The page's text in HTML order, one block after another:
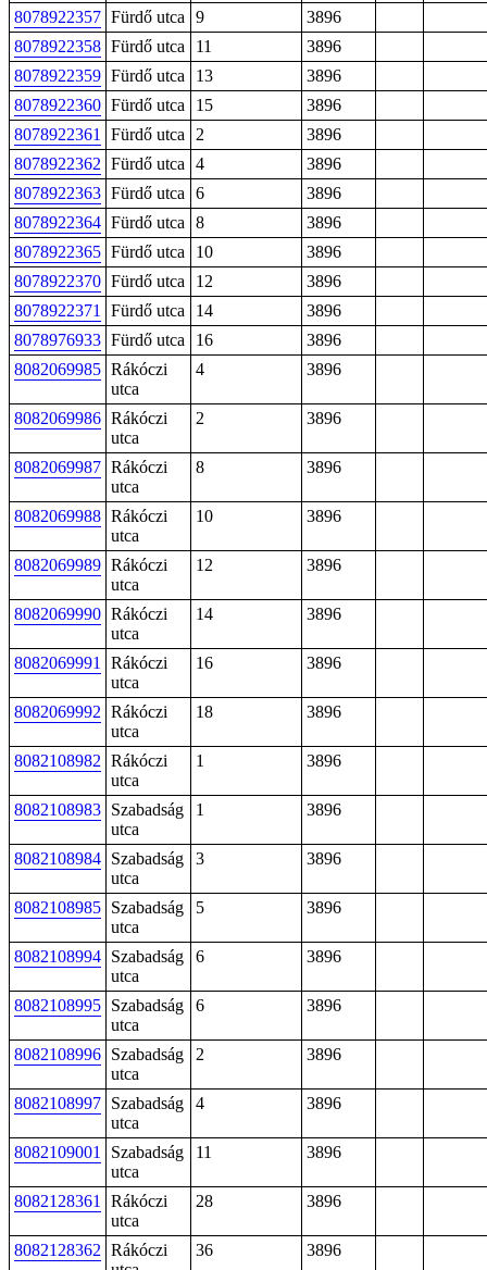
8078922357 Fürdő utca 9
3896
8078922358 Fürdő utca 11
3896
8078922359 Fürdő utca 13
3896
8078922360 Fürdő utca 15
3896
8078922361
Fürdő utca 2
3896
8078922362 Fürdő utca 4
3896
8078922363 Fürdő utca 6
3896
8078922364 Fürdő utca 8
3896
8078922365 Fürdő utca 10
3896
8078922370 Fürdő utca 12
3896
8078922371
Fürdő utca 14
3896
8078976933 Fürdő utca 16
3896
8082069985 Rákóczi
utca
4 3896
8082069986 Rákóczi
utca
2 3896
8082069987 Rákóczi
utca
8 3896
8082069988 Rákóczi
utca
10 3896
8082069989 Rákóczi
utca
12 3896
8082069990 Rákóczi
utca
14 3896
8082069991
Rákóczi
utca
16 3896
8082069992 Rákóczi
utca
18 3896
8082108982 Rákóczi
utca
1 3896
8082108983 Szabadság
utca
1 3896
8082108984 Szabadság
utca
3 3896
8082108985 Szabadság
utca
5 3896
8082108994 Szabadság
utca
6 3896
8082108995 Szabadság
utca
6 3896
8082108996 Szabadság
utca
2 3896
8082108997 Szabadság
utca
4 3896
8082109001
Szabadság
utca
11 3896
8082128361
Rákóczi
utca
28 3896
8082128362 Rákóczi
36 3896